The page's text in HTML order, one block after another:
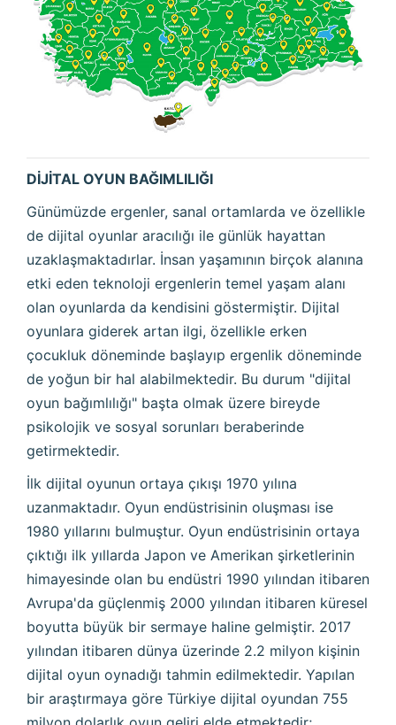
DİJİTAL OYUN BAĞIMLILIĞI
Günümüzde ergenler, sanal ortamlarda ve özellikle
de dijital oyunlar aracılığı ile günlük hayattan
uzaklaşmaktadırlar. İnsan yaşamının birçok alanına
etki eden teknoloji ergenlerin temel yaşam alanı
olan oyunlarda da kendisini göstermiştir. Dijital
oyunlara giderek artan ilgi, özellikle erken
çocukluk döneminde başla­yıp ergenlik döneminde
de yoğun bir hal alabilmekte­dir. Bu durum "dijital
oyun bağımlılığı" başta olmak üzere bireyde
psikolojik ve sosyal sorunları beraberin­de
getirmektedir.
İlk dijital oyunun ortaya çıkışı 1970 yılına
uzanmakta­dır. Oyun endüstrisinin oluşması ise
1980 yıllarını bulmuştur. Oyun endüstrisinin ortaya
çıktığı ilk yıllarda Japon ve Amerikan şirketlerinin
himayesinde olan bu endüstri 1990 yılından itibaren
Avrupa'da güçlenmiş 2000 yılından itibaren küresel
boyutta büyük bir sermaye haline gelmiştir. 2017
yılından itibaren dünya üzerinde 2.2 milyon kişinin
dijital oyun oynadığı tahmin edilmektedir. Yapılan
bir araştırmaya göre Türkiye dijital oyundan 755